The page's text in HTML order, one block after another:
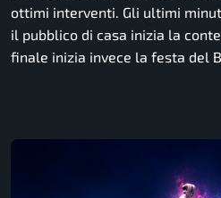
ottimi interventi. Gli ultimi
il pubblico di casa inizia la
finale inizia invece la festa del